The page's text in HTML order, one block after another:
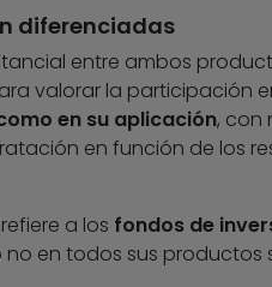
diferenciadas
entre ambos
valorar la participación
en su aplicación, con
en función de los
a los fondos de
no en todos sus productos